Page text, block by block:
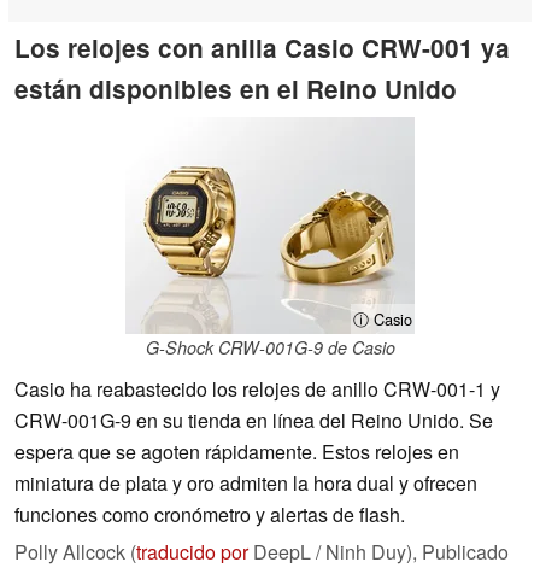
Los relojes con anilla Casio CRW-001 ya
están disponibles en el Reino Unido
ⓘ Casio
G-Shock CRW-001G-9 de Casio
Casio ha reabastecido los relojes de anillo CRW-001-1 y
CRW-001G-9 en su tienda en línea del Reino Unido. Se
espera que se agoten rápidamente. Estos relojes en
miniatura de plata y oro admiten la hora dual y ofrecen
funciones como cronómetro y alertas de flash.
Polly Allcock (traducido porDeepL / Ninh Duy), Publicado